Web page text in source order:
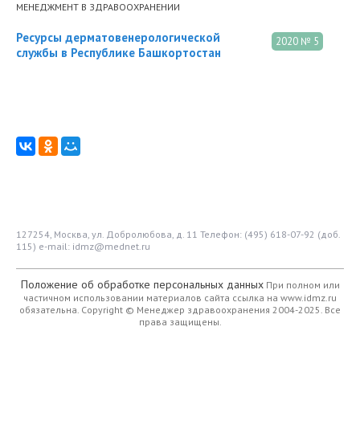
МЕНЕДЖМЕНТ В ЗДРАВООХРАНЕНИИ
2020 № 5
Ресурсы дерматовенерологической
службы в Республике Башкортостан
127254, Москва, ул. Добролюбова, д. 11 Телефон: (495) 618-07-92 (доб.
115) e-mail: idmz@mednet.ru
Положение об обработке персональных данныхПри полном или
частичном использовании материалов сайта ссылка на www.idmz.ru
обязательна. Copyright © Менеджер здравоохранения 2004-2025. Все
права защищены.